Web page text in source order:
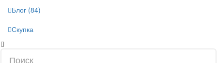
Блог (84)
Скупка